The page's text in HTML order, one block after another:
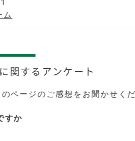
ム
関するアンケート
ページのご感想をお聞かせく
すか